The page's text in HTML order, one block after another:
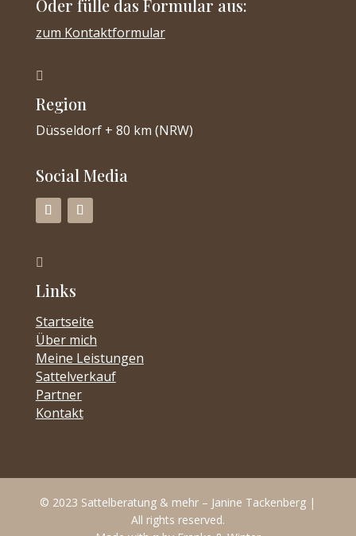
Oder fülle das Formular aus:
zum Kontaktformular

Region
Düsseldorf + 80 km (NRW)
Social Media

Links
Startseite
Über mich
Meine Leistungen
Sattelverkauf
Partner
Kontakt
© 2023 Sattelberatung & mehr – Janine Tackenberg |
All rights reserved.